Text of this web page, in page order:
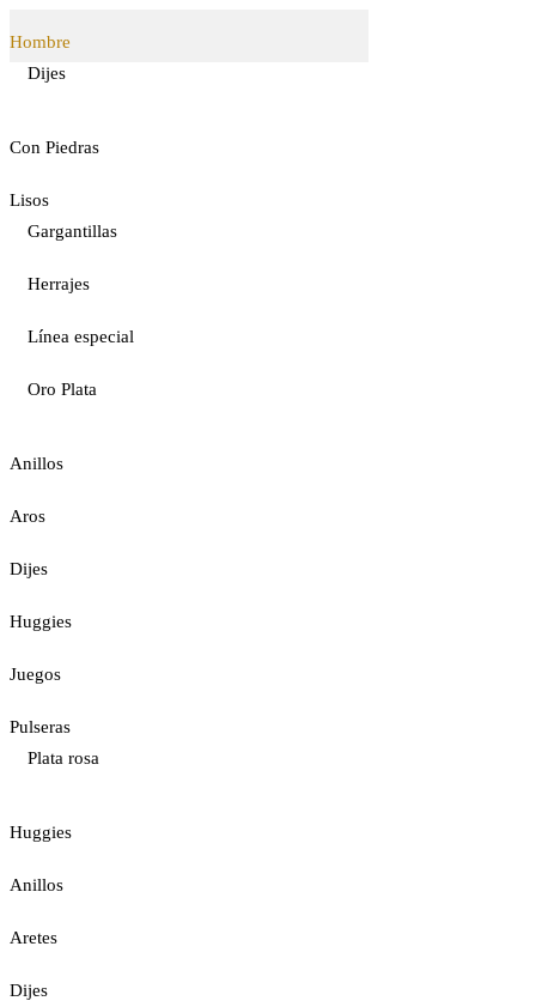
Hombre
Dijes
Con Piedras
Lisos
Gargantillas
Herrajes
Línea especial
Oro Plata
Anillos
Aros
Dijes
Huggies
Juegos
Pulseras
Plata rosa
Huggies
Anillos
Aretes
Dijes